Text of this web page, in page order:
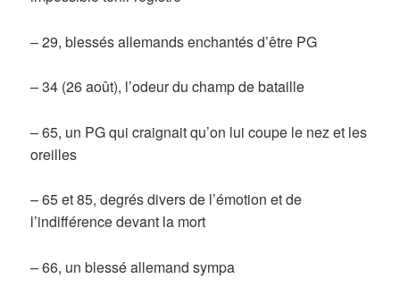
– 29, blessés allemands enchantés d’être PG
– 34 (26 août), l’odeur du champ de bataille
– 65, un PG qui craignait qu’on lui coupe le nez et les
oreilles
– 65 et 85, degrés divers de l’émotion et de
l’indifférence devant la mort
– 66, un blessé allemand sympa